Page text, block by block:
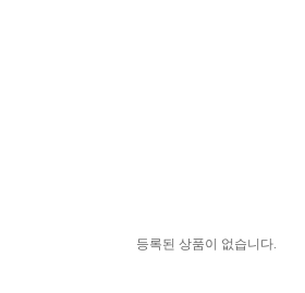
등록된 상품이 없습니다.